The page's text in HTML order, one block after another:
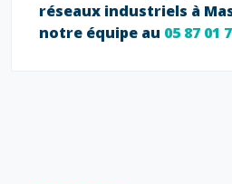
réseaux industriels à
notre équipe au 05 87 01